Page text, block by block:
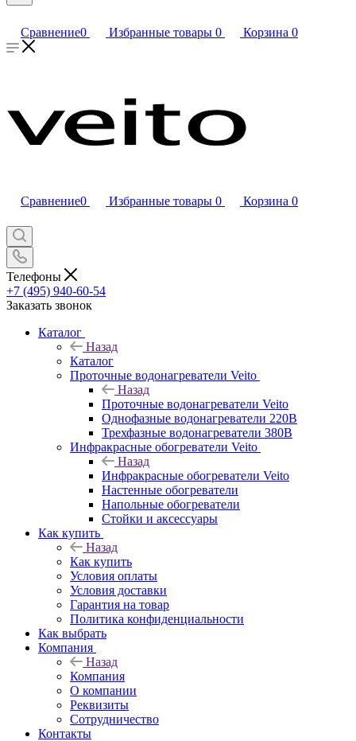
Сравнение0 Избранные товары 0 Корзина 0
Сравнение0 Избранные товары 0 Корзина 0
Телефоны
+7 (495) 940-60-54
Заказать звонок
Каталог
Назад
Каталог
Проточные водонагреватели Veito
Назад
Проточные водонагреватели Veito
Однофазные водонагреватели 220В
Трехфазные водонагреватели 380В
Инфракрасные обогреватели Veito
Назад
Инфракрасные обогреватели Veito
Настенные обогреватели
Напольные обогреватели
Стойки и аксессуары
Как купить
Назад
Как купить
Условия оплаты
Условия доставки
Гарантия на товар
Политика конфиденциальности
Как выбрать
Компания
Назад
Компания
О компании
Реквизиты
Сотрудничество
Контакты